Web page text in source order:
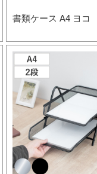
書類ケース A4 ヨコ